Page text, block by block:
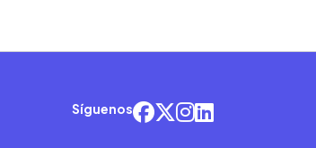
Síguenos